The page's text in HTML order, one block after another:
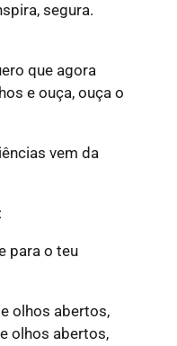
segura.
que agora
e ouça, ouça o
vem da
para o teu
olhos abertos,
olhos abertos,